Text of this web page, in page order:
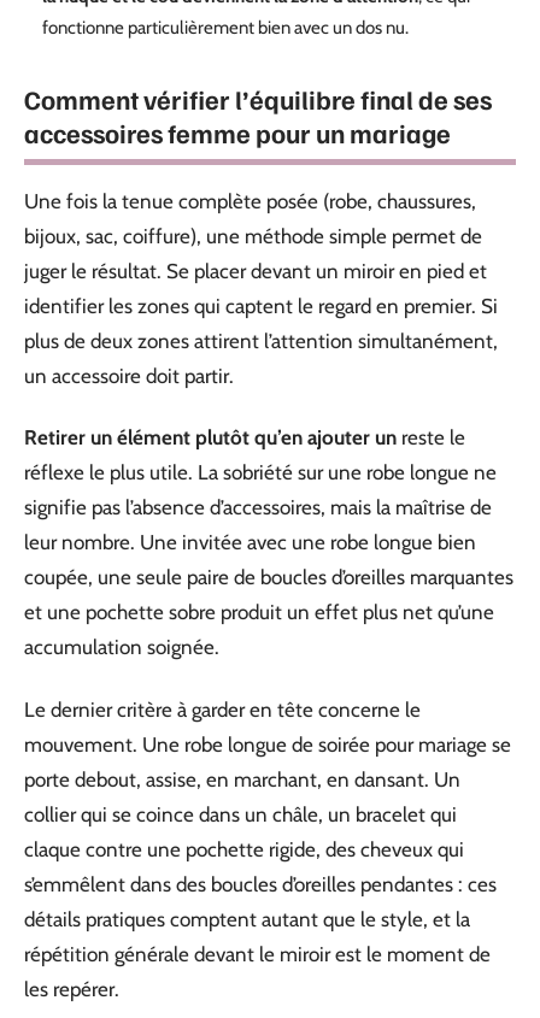
fonctionne particulièrement bien avec un dos nu.
Comment vérifier l’équilibre final de ses
accessoires femme pour un mariage
Une fois la tenue complète posée (robe, chaussures,
bijoux, sac, coiffure), une méthode simple permet de
juger le résultat. Se placer devant un miroir en pied et
identifier les zones qui captent le regard en premier. Si
plus de deux zones attirent l’attention simultanément,
un accessoire doit partir.
Retirer un élément plutôt qu’en ajouter un reste le
réflexe le plus utile. La sobriété sur une robe longue ne
signifie pas l’absence d’accessoires, mais la maîtrise de
leur nombre. Une invitée avec une robe longue bien
coupée, une seule paire de boucles d’oreilles marquantes
et une pochette sobre produit un effet plus net qu’une
accumulation soignée.
Le dernier critère à garder en tête concerne le
mouvement. Une robe longue de soirée pour mariage se
porte debout, assise, en marchant, en dansant. Un
collier qui se coince dans un châle, un bracelet qui
claque contre une pochette rigide, des cheveux qui
s’emmêlent dans des boucles d’oreilles pendantes : ces
détails pratiques comptent autant que le style, et la
répétition générale devant le miroir est le moment de
les repérer.